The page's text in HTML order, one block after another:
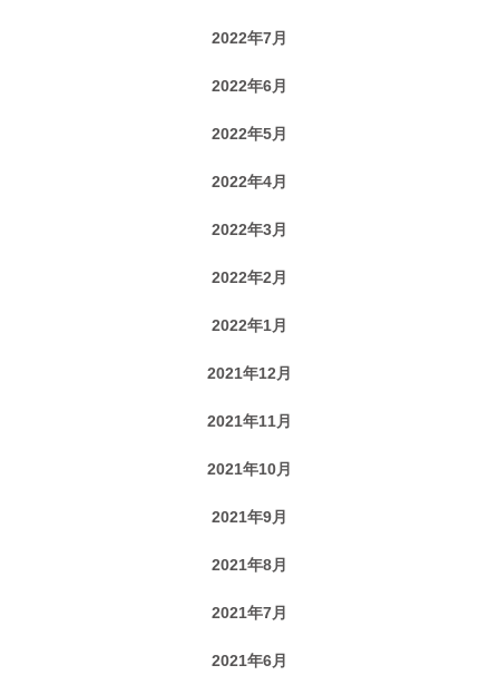
2022年7月
2022年6月
2022年5月
2022年4月
2022年3月
2022年2月
2022年1月
2021年12月
2021年11月
2021年10月
2021年9月
2021年8月
2021年7月
2021年6月